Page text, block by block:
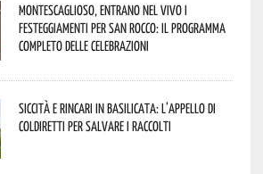
Montescaglioso, entrano nel vivo i
festeggiamenti per San Rocco: il programma
completo delle celebrazioni
Siccità e rincari in Basilicata: l’appello di
Coldiretti per salvare i raccolti